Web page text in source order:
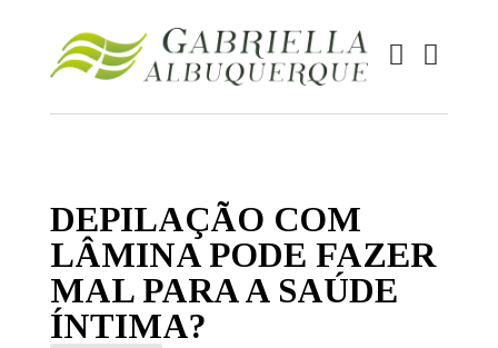
DEPILAÇÃO COM
LÂMINA PODE FAZER
MAL PARA A SAÚDE
ÍNTIMA?